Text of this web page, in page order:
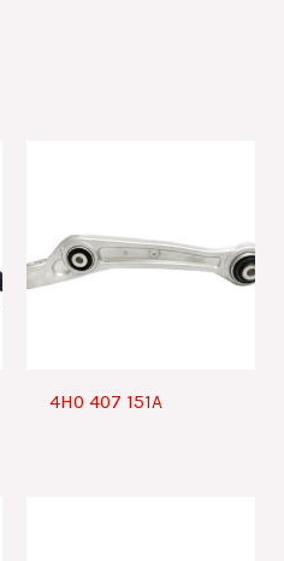
4H0 407 151A